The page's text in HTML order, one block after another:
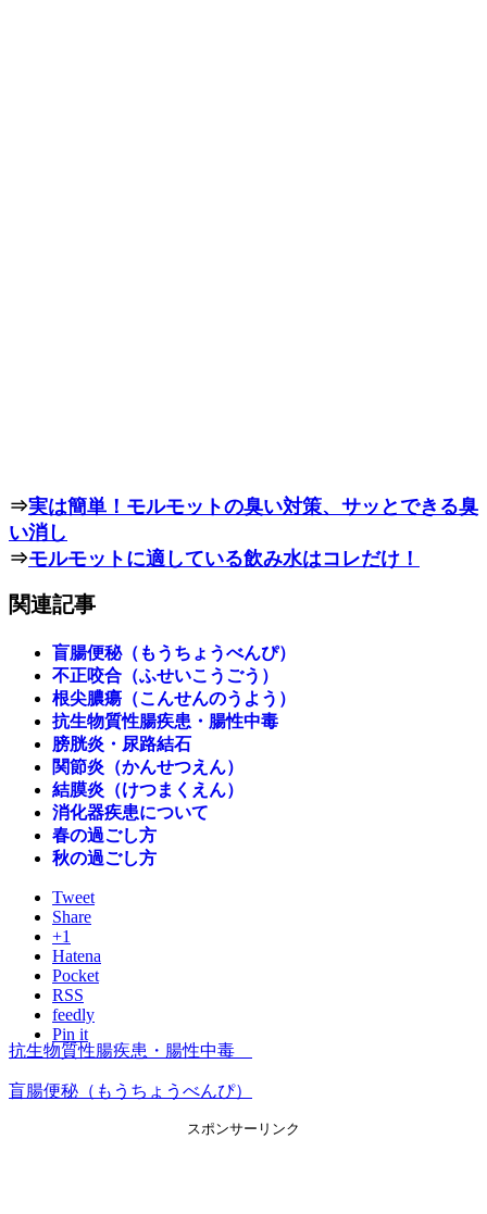
⇒実は簡単！モルモットの臭い対策、サッとできる臭
い消し
⇒モルモットに適している飲み水はコレだけ！
関連記事
盲腸便秘（もうちょうべんぴ）
不正咬合（ふせいこうごう）
根尖膿瘍（こんせんのうよう）
抗生物質性腸疾患・腸性中毒
膀胱炎・尿路結石
関節炎（かんせつえん）
結膜炎（けつまくえん）
消化器疾患について
春の過ごし方
秋の過ごし方
Tweet
Share
+1
Hatena
Pocket
RSS
feedly
Pin it
抗生物質性腸疾患・腸性中毒
盲腸便秘（もうちょうべんぴ）
スポンサーリンク